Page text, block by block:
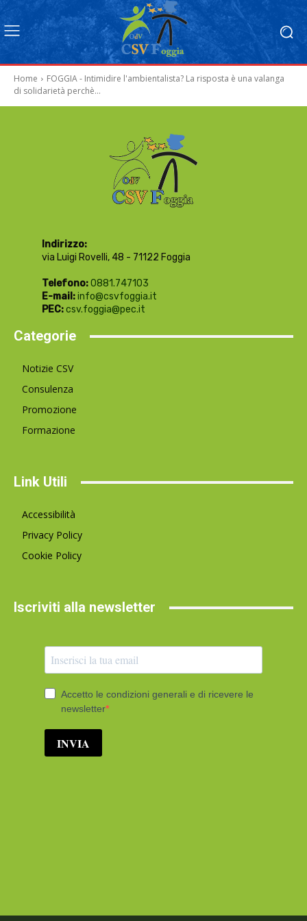
Home
FOGGIA - Intimidire l'ambientalista? La risposta è una valanga
di solidarietà perchè...
Indirizzo:
via Luigi Rovelli, 48 - 71122 Foggia
Telefono:0881.747103
E-mail:info@csvfoggia.it
PEC:csv.foggia@pec.it
Categorie
Notizie CSV
Consulenza
Promozione
Formazione
Link Utili
Accessibilità
Privacy Policy
Cookie Policy
Iscriviti alla newsletter